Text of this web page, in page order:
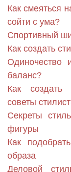
Как смеяться
сойти с ума?
Спортивный
Как создать
Одиночество
баланс?
Как создать
советы
Секреты
фигуры
Как
образа
Деловой